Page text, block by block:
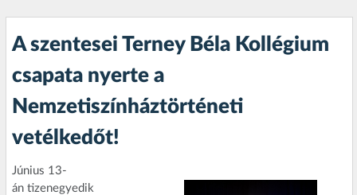
A szentesei Terney Béla Kollégium
csapata nyerte a
Nemzetiszínháztörténeti
vetélkedőt!
Június 13-
án tizenegyedik